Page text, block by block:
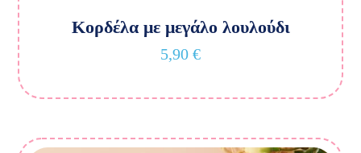
Κορδέλα με μεγάλο λουλούδι
5,90 €